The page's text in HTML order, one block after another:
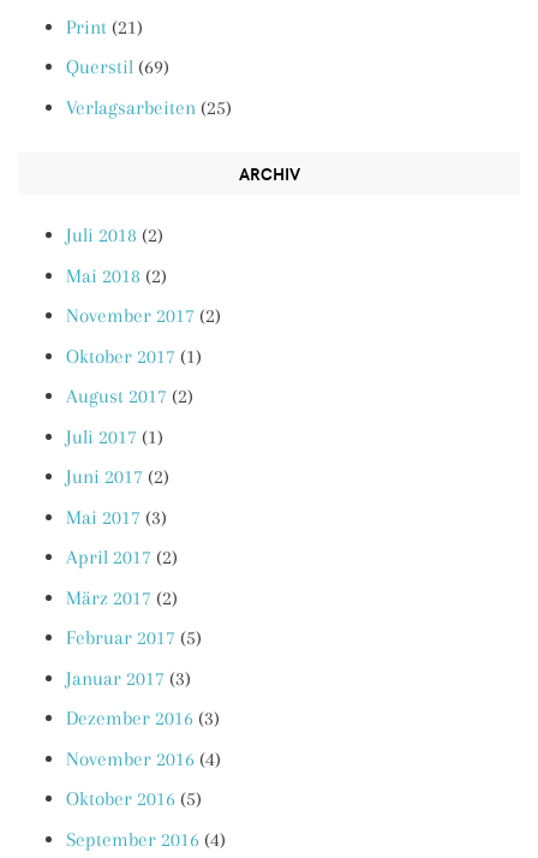
Print (21)
Querstil (69)
Verlagsarbeiten (25)
ARCHIV
Juli 2018 (2)
Mai 2018 (2)
November 2017 (2)
Oktober 2017 (1)
August 2017 (2)
Juli 2017 (1)
Juni 2017 (2)
Mai 2017 (3)
April 2017 (2)
März 2017 (2)
Februar 2017 (5)
Januar 2017 (3)
Dezember 2016 (3)
November 2016 (4)
Oktober 2016 (5)
September 2016 (4)